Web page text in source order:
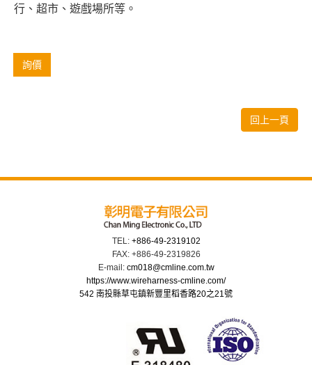
行、超市、遊戲場所等。
詢價
回上一頁
TEL: +886-49-2319102
FAX: +886-49-2319826
E-mail: cm018@cmline.com.tw
https://www.wireharness-cmline.com/
542 南投縣草屯鎮新豐里稻香路20之21號